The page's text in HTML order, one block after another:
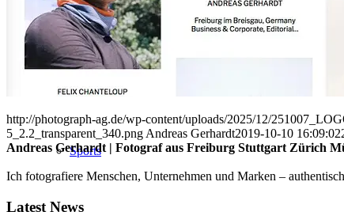
Corporate
Sports
http://photograph-ag.de/wp-content/uploads/2025/12/
5_2.2_transparent_340.png Andreas Gerhardt2019-10-10 16:09:02
Andreas Gerhardt | Fotograf aus Freiburg Stuttgart Zürich
Ich fotografiere Menschen, Unternehmen und Marken –
Latest News